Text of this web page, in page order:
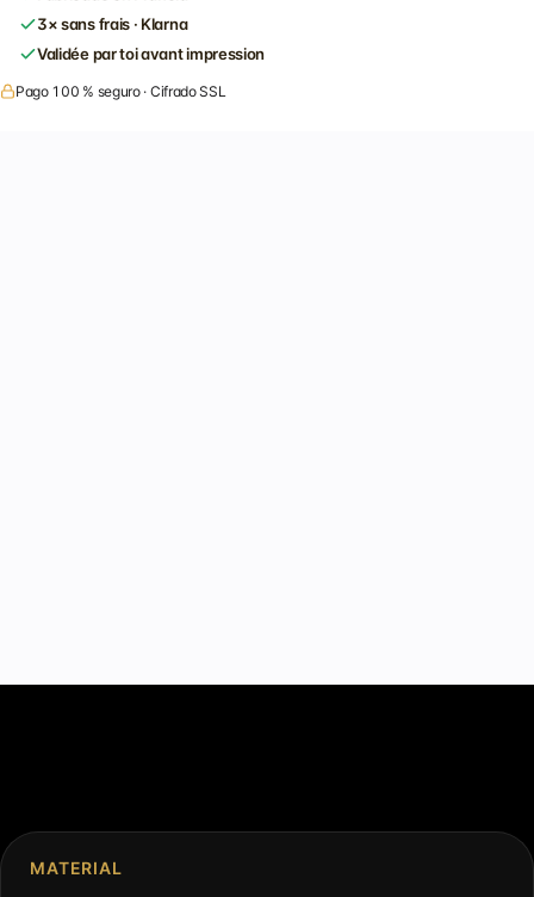
3× sans frais · Klarna
Validée par toi avant impression
Pago 100 % seguro · Cifrado SSL
MATERIAL